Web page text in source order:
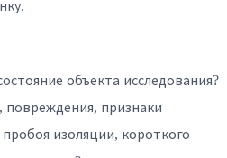
объекта исследования?
признаки
изоляции, короткого